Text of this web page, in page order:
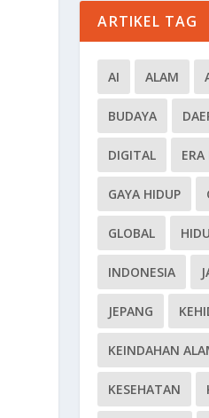
ARTIKEL TAG
AI ALAM
BUDAYA
DIGITAL
GAYA HIDUP
GLOBAL
INDONESIA
JEPANG
KEINDAHAN
KESEHATAN